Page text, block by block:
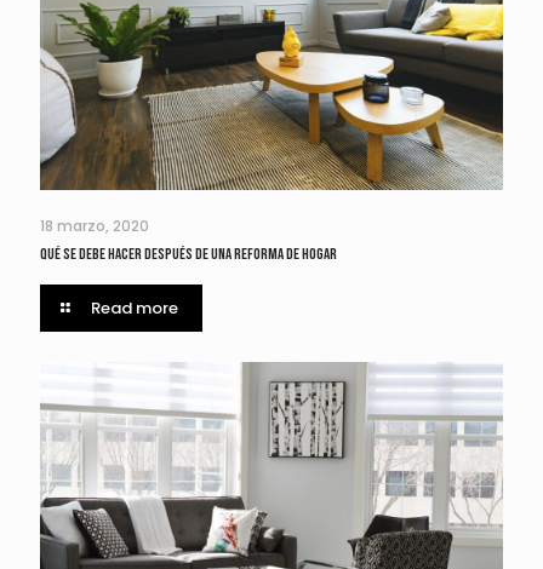
18 marzo, 2020
Qué se debe hacer después de una reforma de hogar
Read more